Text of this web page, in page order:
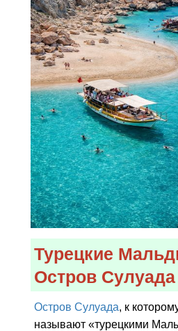
Программа
Включено
Не Включено
Что Взять с
Расстояние
Остров Сулуада, к
называют «турецкими
Турецкие
Остров Сулуада